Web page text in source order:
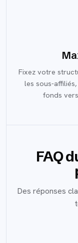
Fixez votre
les sous-
fonds
FAQ
Des réponses